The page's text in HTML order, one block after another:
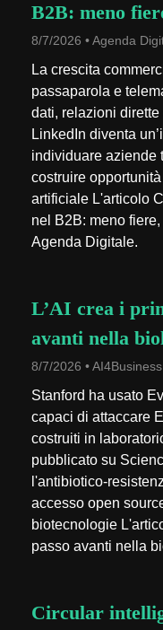
B2B: meno
8/7/2026 • Agenda
La crescita
passaparola e
dati, relazioni
LinkedIn diventa
individuare aziende
costruire
artificiale L'articolo
nel B2B: meno
Agenda Digitale.
L’AI crea i
avanti nella
8/7/2026 • AI4Business
Stanford ha usato
capaci di attaccare
costruiti in
pubblicato su
l'antibiotico-
accesso open
biotecnologie
passo avanti nella
Circular